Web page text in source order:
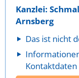
Kanzlei:
Arnsberg
Das ist nicht
Kontaktdaten